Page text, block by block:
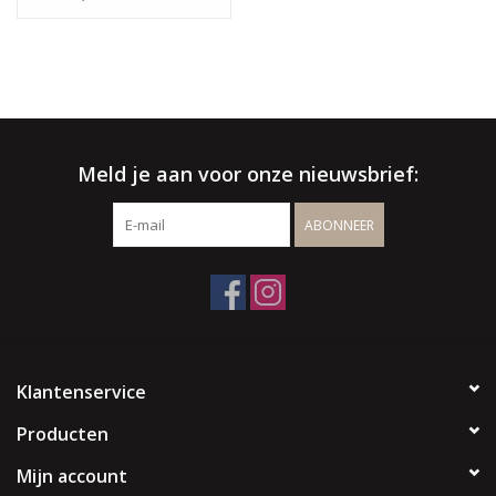
Meld je aan voor onze nieuwsbrief:
ABONNEER
Klantenservice
Producten
Mijn account